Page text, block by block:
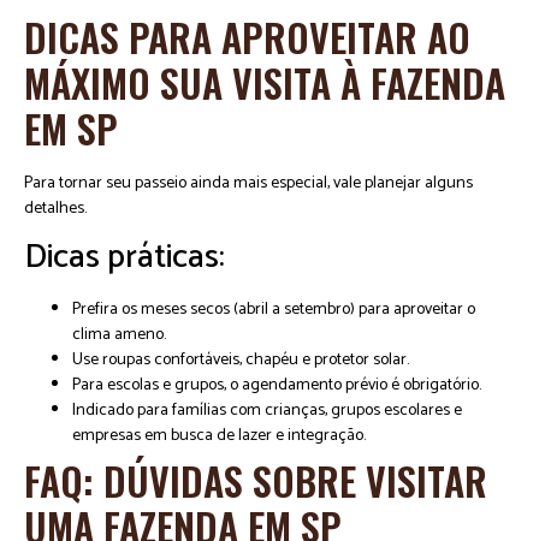
DICAS PARA APROVEITAR AO
MÁXIMO SUA VISITA À FAZENDA
EM SP
Para tornar seu passeio ainda mais especial, vale planejar alguns
detalhes.
Dicas práticas:
Prefira os meses secos (abril a setembro) para aproveitar o
clima ameno.
Use roupas confortáveis, chapéu e protetor solar.
Para escolas e grupos, o agendamento prévio é obrigatório.
Indicado para famílias com crianças, grupos escolares e
empresas em busca de lazer e integração.
FAQ: DÚVIDAS SOBRE VISITAR
UMA FAZENDA EM SP